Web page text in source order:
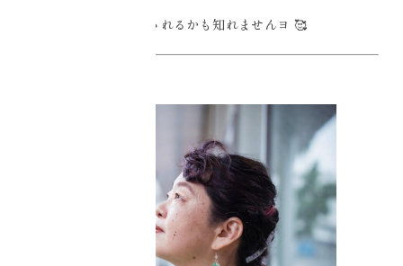
呼び覚まされるかも知れませんヨ 🥰